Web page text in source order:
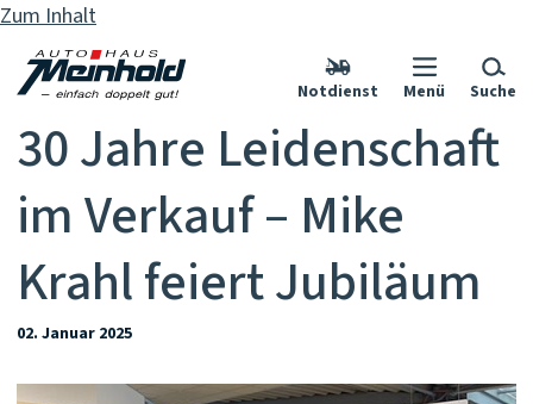
Zum Inhalt
Notdienst Menü Suche
30 Jahre Leidenschaft
im Verkauf – Mike
Krahl feiert Jubiläum
02. Januar 2025